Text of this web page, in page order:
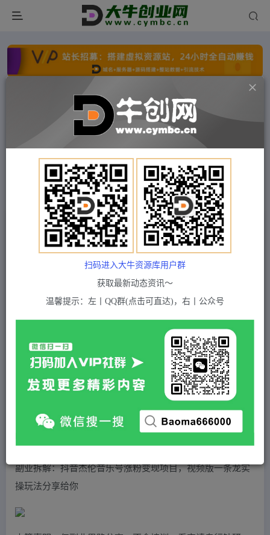
点击开通分站+ 每日收入300+
文字广告火爆招租 文字广告火爆招租
文字广告火爆招租
文字广告火爆招租 文字广告火爆招租
付费项目 冒泡网 正文
副业拆解：抖音杰伦音乐号涨粉变现项目，视频版
一条龙实操玩法分享给你
5 积分
黄金会员 2 超级会员(永久VIP) 免费
站长QQ：1970819299
付费资源
副业拆解：抖音杰伦音乐号涨粉变现项目，视频版一条龙实
操玩法分享给你
扫码进入大牛资源库用户群
获取最新动态资讯～
温馨提示：左丨QQ群(点击可直达)，右丨公众号